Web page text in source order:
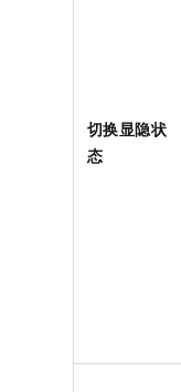
切换显隐状
态